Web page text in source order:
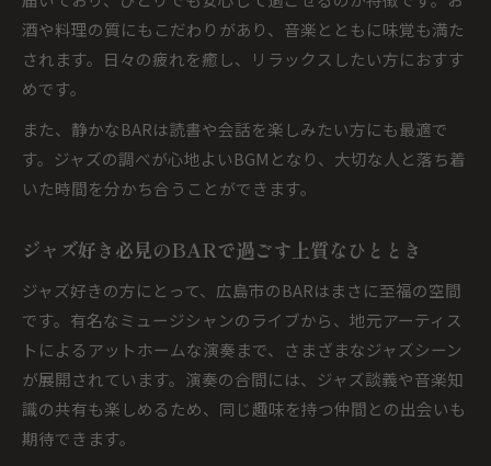
酒や料理の質にもこだわりがあり、音楽とともに味覚も満た
されます。日々の疲れを癒し、リラックスしたい方におすす
めです。
また、静かなBARは読書や会話を楽しみたい方にも最適で
す。ジャズの調べが心地よいBGMとなり、大切な人と落ち着
いた時間を分かち合うことができます。
ジャズ好き必見のBARで過ごす上質なひととき
ジャズ好きの方にとって、広島市のBARはまさに至福の空間
です。有名なミュージシャンのライブから、地元アーティス
トによるアットホームな演奏まで、さまざまなジャズシーン
が展開されています。演奏の合間には、ジャズ談義や音楽知
識の共有も楽しめるため、同じ趣味を持つ仲間との出会いも
期待できます。